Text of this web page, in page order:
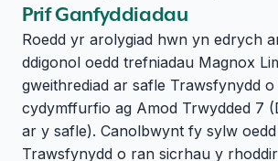
Prif Ganfyddiadau
Roedd yr arolygiad hwn yn edrych
ddigonol oedd trefniadau Magnox
gweithrediad ar safle Trawsfynydd
cydymffurfio ag Amod Trwydded 7
ar y safle). Canolbwynt fy sylw
Trawsfynydd o ran sicrhau y